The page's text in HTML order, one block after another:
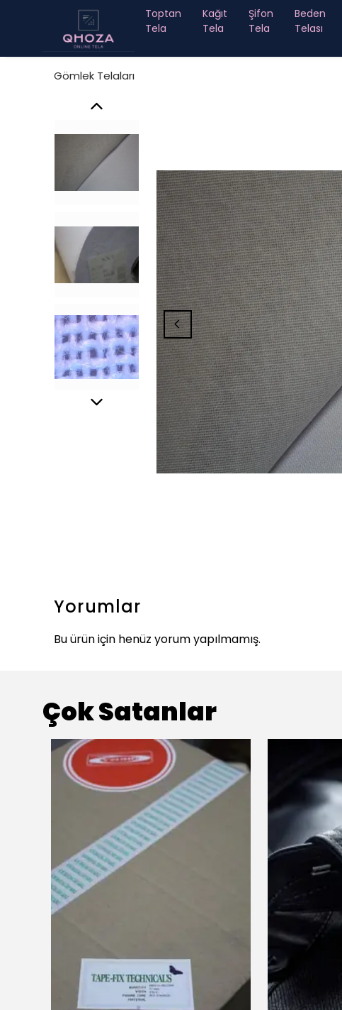
Toptan
Tela
Kağıt
Tela
Şifon
Tela
Beden
Telası
Gömlek Telaları
Yorumlar
Bu ürün için henüz yorum yapılmamış.
Çok Satanlar